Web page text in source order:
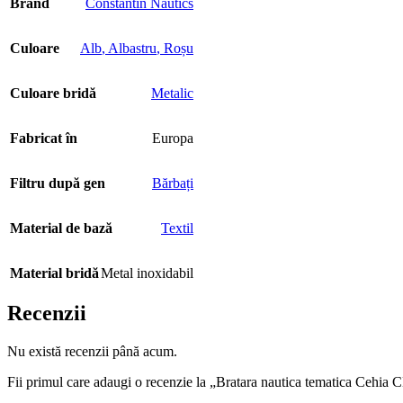
Culoare Alb, Albastru, Roșu
Culoare bridă Metalic
Fabricat în Europa
Filtru după gen Bărbați
Material de bază Textil
Material bridăMetal inoxidabil
Recenzii
Nu există recenzii până acum.
Fii primul care adaugi o recenzie la „Bratara nautica tematica Cehia